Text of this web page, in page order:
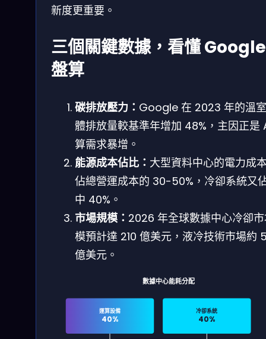
新度更重要。
三個關鍵數據，看懂
盤算
碳排放壓力： Google 在 2023 年的溫
體排放量較基準年增加 48%，主因正是
算需求暴增。
能源成本佔比： 大型資料中心的電力成
佔總營運成本的 30-50%，冷卻系統又
中 40%。
市場規模： 2026 年全球數據中心冷卻
模預計達 210 億美元，液冷技術市場約
億美元。
運算設備
40%
冷卻系統
40%
數據中心能耗分配